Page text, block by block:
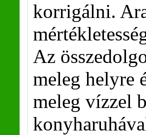
korrigálni.
Az
meleg helyre
meleg vízzel